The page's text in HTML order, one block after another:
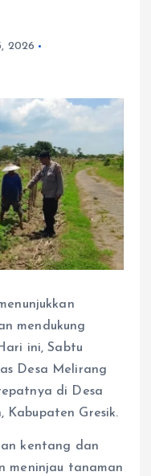
2026
mendukung
ini, Sabtu
Desa Melirang
di Desa
Kabupaten Gresik.
kentang dan
meninjau tanaman